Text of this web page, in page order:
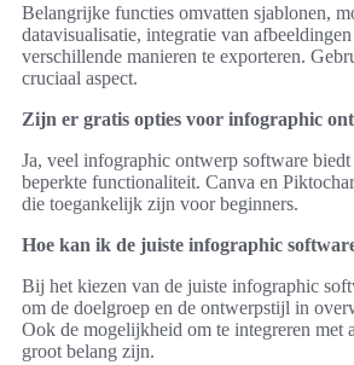
Belangrijke functies omvatten sjablonen,
datavisualisatie, integratie van
verschillende manieren te exporteren.
cruciaal aspect.
Zijn er gratis opties voor infographic
Ja, veel infographic ontwerp software biedt
beperkte functionaliteit. Canva en
die toegankelijk zijn voor beginners.
Hoe kan ik de juiste infographic
Bij het kiezen van de juiste infographic
om de doelgroep en de ontwerpstijl in
Ook de mogelijkheid om te integreren met
groot belang zijn.